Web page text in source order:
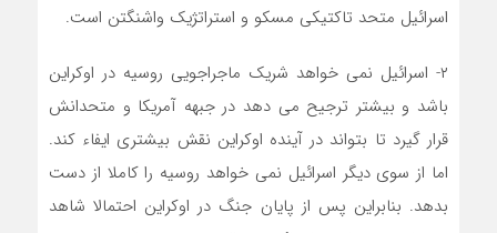
اسرائیل متحد تاکتیکی مسکو و استراتژیک واشنگتن است.
۲- اسرائیل نمی خواهد شریک ماجراجویی روسیه در اوکراین
باشد و بیشتر ترجیح می دهد در جبهه آمریکا و متحدانش
قرار گیرد تا بتواند در آینده اوکراین نقش بیشتری ایفاء کند.
اما از سوی دیگر اسرائیل نمی خواهد روسیه را کاملا از دست
بدهد. بنابراین پس از پایان جنگ در اوکراین احتمالا شاهد